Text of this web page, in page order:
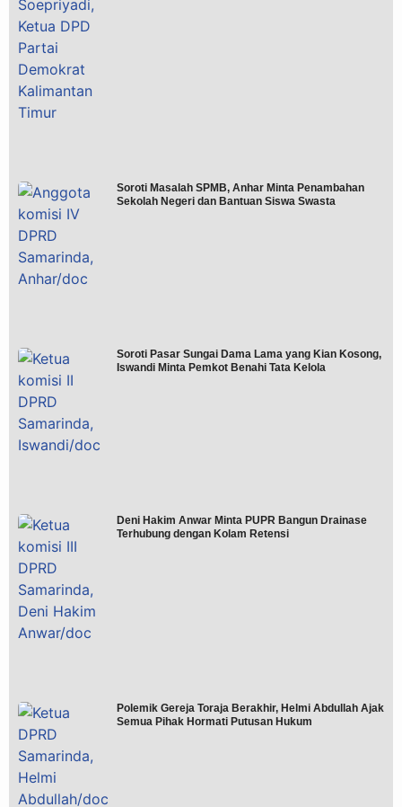
Soroti Masalah SPMB, Anhar Minta Penambahan
Sekolah Negeri dan Bantuan Siswa Swasta
Soroti Pasar Sungai Dama Lama yang Kian Kosong,
Iswandi Minta Pemkot Benahi Tata Kelola
Deni Hakim Anwar Minta PUPR Bangun Drainase
Terhubung dengan Kolam Retensi
Polemik Gereja Toraja Berakhir, Helmi Abdullah Ajak
Semua Pihak Hormati Putusan Hukum